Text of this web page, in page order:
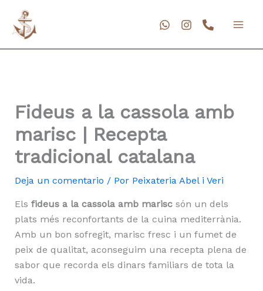
contenido
Fideus a la cassola amb
marisc | Recepta
tradicional catalana
Deja un comentario / Por Peixateria Abel i Veri
Els fideus a la cassola amb mariscsón un dels
plats més reconfortants de la cuina mediterrània.
Amb un bon sofregit, marisc fresc i un fumet de
peix de qualitat, aconseguim una recepta plena de
sabor que recorda els dinars familiars de tota la
vida.